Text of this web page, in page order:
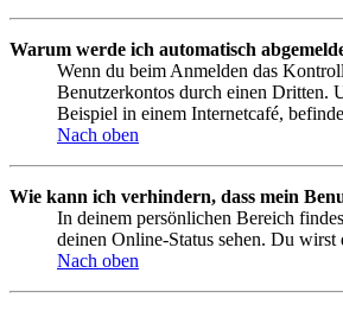
Warum werde ich automatisch
Wenn du beim Anmelden das
Benutzerkontos durch einen Dritten.
Beispiel in einem Internetcafé,
Nach oben
Wie kann ich verhindern, dass mein
In deinem persönlichen Bereich
deinen Online-Status sehen. Du wirst
Nach oben